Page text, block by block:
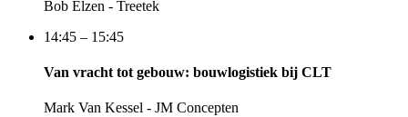
Bob Elzen - Treetek
14:45 – 15:45
Van vracht tot gebouw: bouwlogistiek bij CLT
Mark Van Kessel - JM Concepten